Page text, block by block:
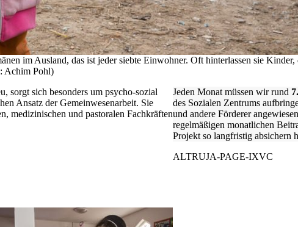
im Ausland, das ist jeder siebte Einwohner. Oft hinterlassen sie Kinder,
Achim Pohl)
sorgt sich besonders um psycho-sozial
Ansatz der Gemeinwesenarbeit. Sie
medizinischen und pastoralen Fachkräften
Jeden Monat müssen wir rund
des Sozialen Zentrums
und andere Förderer
regelmäßigen monatlichen
Projekt so langfristig absichern
ALTRUJA-PAGE-IXVC